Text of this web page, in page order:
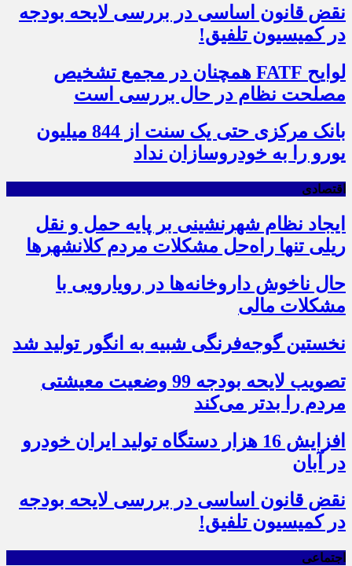
نقض قانون اساسی در بررسی لایحه بودجه
در کمیسیون تلفیق!
لوایح FATF همچنان در مجمع تشخیص
مصلحت نظام در حال بررسی است
بانک مرکزی حتی یک سنت از 844 میلیون
یورو را به خودروسازان نداد
اقتصادی
ایجاد نظام شهرنشینی بر پایه حمل و نقل
ریلی تنها راه‌حل مشکلات مردم کلانشهرها
حال ناخوش داروخانه‌ها در رویارویی با
مشکلات مالی
نخستین گوجه‌فرنگی شبیه به انگور تولید شد
تصویب لایحه بودجه 99 وضعیت معیشتی
مردم را بدتر می‌کند
افزایش 16 هزار دستگاه تولید ایران خودرو
در آبان
نقض قانون اساسی در بررسی لایحه بودجه
در کمیسیون تلفیق!
اجتماعی